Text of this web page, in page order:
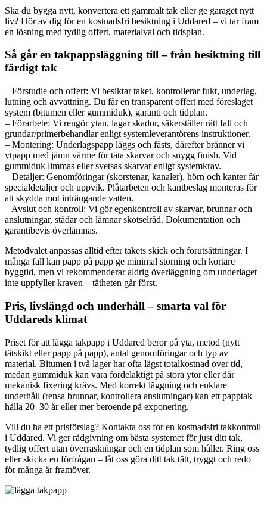
Ska du bygga nytt, konvertera ett gammalt tak eller ge garaget nytt
liv? Hör av dig för en kostnadsfri besiktning i Uddared – vi tar fram
en lösning med tydlig offert, materialval och tidsplan.
Så går en takpappsläggning till – från besiktning till
färdigt tak
– Förstudie och offert: Vi besiktar taket, kontrollerar fukt, underlag,
lutning och avvattning. Du får en transparent offert med föreslaget
system (bitumen eller gummiduk), garanti och tidplan.
– Förarbete: Vi rengör ytan, lagar skador, säkerställer rätt fall och
grundar/primerbehandlar enligt systemleverantörens instruktioner.
– Montering: Underlagspapp läggs och fästs, därefter bränner vi
ytpapp med jämn värme för täta skarvar och snygg finish. Vid
gummiduk limmas eller svetsas skarvar enligt systemkrav.
– Detaljer: Genomföringar (skorstenar, kanaler), hörn och kanter får
specialdetaljer och uppvik. Plåtarbeten och kantbeslag monteras för
att skydda mot inträngande vatten.
– Avslut och kontroll: Vi gör egenkontroll av skarvar, brunnar och
anslutningar, städar och lämnar skötselråd. Dokumentation och
garantibevis överlämnas.
Metodvalet anpassas alltid efter takets skick och förutsättningar. I
många fall kan papp på papp ge minimal störning och kortare
byggtid, men vi rekommenderar aldrig överläggning om underlaget
inte uppfyller kraven – tätheten går först.
Pris, livslängd och underhåll – smarta val för
Uddareds klimat
Priset för att lägga takpapp i Uddared beror på yta, metod (nytt
tätskikt eller papp på papp), antal genomföringar och typ av
material. Bitumen i två lager har ofta lägst totalkostnad över tid,
medan gummiduk kan vara fördelaktigt på stora ytor eller där
mekanisk fixering krävs. Med korrekt läggning och enklare
underhåll (rensa brunnar, kontrollera anslutningar) kan ett papptak
hålla 20–30 år eller mer beroende på exponering.
Vill du ha ett prisförslag? Kontakta oss för en kostnadsfri takkontroll
i Uddared. Vi ger rådgivning om bästa systemet för just ditt tak,
tydlig offert utan överraskningar och en tidplan som håller. Ring oss
eller skicka en förfrågan – låt oss göra ditt tak tätt, tryggt och redo
för många år framöver.